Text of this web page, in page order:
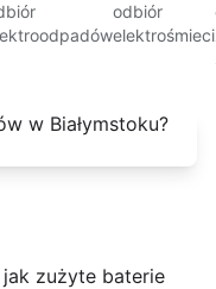
odbiór
elektrośmieci
zużyte baterie